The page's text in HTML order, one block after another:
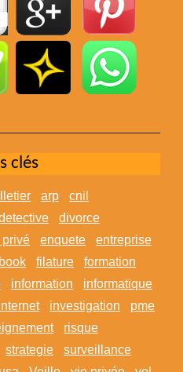
clés
arp
cnil
divorce
privé enquete
entreprise
filature
formation
information
informatique
investigation
pme
risque
strategie
surveillance